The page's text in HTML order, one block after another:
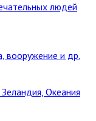
людей
вооружение и др.
Океания